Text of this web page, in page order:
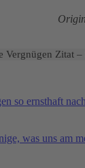
Vergnügen Zitat
so ernsthaft
was uns am